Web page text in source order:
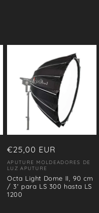
Precio
habitual
€25,00 EUR
Proveedor:
APUTURE MOLDEADORES DE
LUZ APUTURE
Octa Light Dome II, 90 cm
/ 3' para LS 300 hasta LS
1200